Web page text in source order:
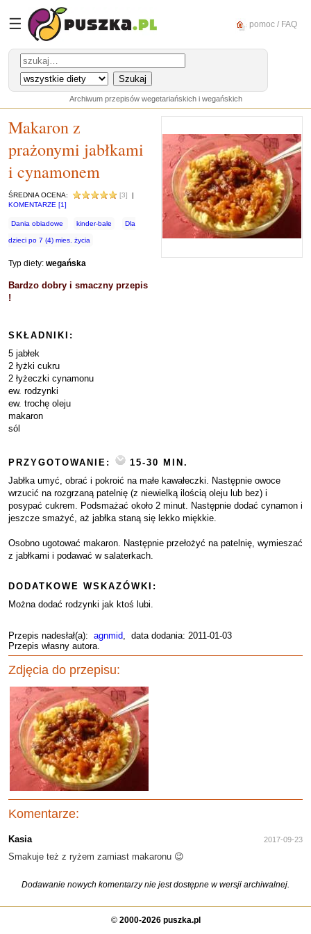
☰ pomoc / FAQ
Archiwum przepisów wegetariańskich i wegańskich
Makaron z
prażonymi jabłkami
i cynamonem
ŚREDNIA OCENA: [3]
|
KOMENTARZE [1]
Dania obiadowe kinder-bale Dla
dzieci po 7 (4) mies. życia
Typ diety: wegańska
Bardzo dobry i smaczny przepis
!
SKŁADNIKI:
5 jabłek
2 łyżki cukru
2 łyżeczki cynamonu
ew. rodzynki
ew. trochę oleju
makaron
sól
PRZYGOTOWANIE:
15-30 MIN.
Jabłka umyć, obrać i pokroić na małe kawałeczki. Następnie owoce
wrzucić na rozgrzaną patelnię (z niewielką ilością oleju lub bez) i
posypać cukrem. Podsmażać około 2 minut. Następnie dodać cynamon i
jeszcze smażyć, aż jabłka staną się lekko miękkie.
Osobno ugotować makaron. Następnie przełożyć na patelnię, wymieszać
z jabłkami i podawać w salaterkach.
DODATKOWE WSKAZÓWKI:
Można dodać rodzynki jak ktoś lubi.
Przepis nadesłał(a): agnmid, data dodania: 2011-01-03
Przepis własny autora.
Zdjęcia do przepisu:
Komentarze:
Kasia 2017-09-23
Smakuje też z ryżem zamiast makaronu 😉
Dodawanie nowych komentarzy nie jest dostępne w wersji archiwalnej.
© 2000-2026 puszka.pl